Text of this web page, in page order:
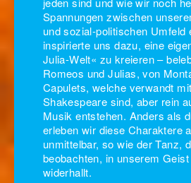
Spannungen zwischen
und sozial-politischen Umfeld
inspirierte uns dazu, eine
Julia-Welt« zu kreieren –
Romeos und Julias, von
Capulets, welche verwandt
Shakespeare sind, aber rein
Musik entstehen. Anders als
erleben wir diese Charaktere
unmittelbar, so wie der Tanz,
beobachten, in unserem
widerhallt.